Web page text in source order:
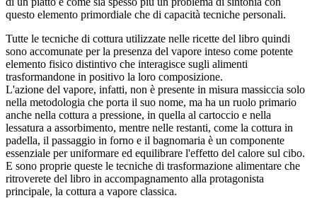
questo elemento primordiale che di capacità tecniche personali.
Tutte le tecniche di cottura utilizzate nelle ricette del libro quindi
sono accomunate per la presenza del vapore inteso come potente
elemento fisico distintivo che interagisce sugli alimenti
trasformandone in positivo la loro composizione.
L'azione del vapore, infatti, non è presente in misura massiccia solo
nella metodologia che porta il suo nome, ma ha un ruolo primario
anche nella cottura a pressione, in quella al cartoccio e nella
lessatura a assorbimento, mentre nelle restanti, come la cottura in
padella, il passaggio in forno e il bagnomaria è un componente
essenziale per uniformare ed equilibrare l'effetto del calore sul cibo.
E sono proprie queste le tecniche di trasformazione alimentare che
ritroverete del libro in accompagnamento alla protagonista
principale, la cottura a vapore classica.